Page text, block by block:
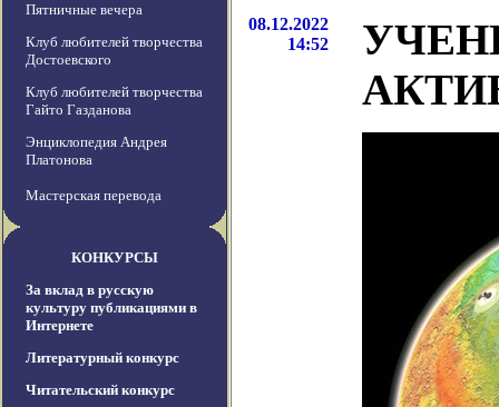
Пятничные вечера
Клуб любителей творчества
Достоевского
Клуб любителей творчества
Гайто Газданова
Энциклопедия Андрея
Платонова
Мастерская перевода
КОНКУРСЫ
За вклад в русскую
культуру публикациями в
Интернете
Литературный конкурс
Читательский конкурс
08.12.2022
14:52